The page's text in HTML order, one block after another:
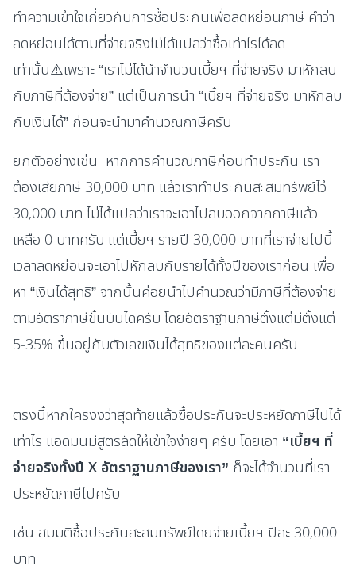
ทำความเข้าใจเกี่ยวกับการซื้อประกันเพื่อลดหย่อนภาษี คำว่า
ลดหย่อนได้ตามที่จ่ายจริงไม่ได้แปลว่าซื้อเท่าไรได้ลด
เท่านั้น⚠️เพราะ “เราไม่ได้นำจำนวนเบี้ยฯ ที่จ่ายจริง มาหักลบ
กับภาษีที่ต้องจ่าย” แต่เป็นการนำ “เบี้ยฯ ที่จ่ายจริง มาหักลบ
กับเงินได้” ก่อนจะนำมาคำนวณภาษีครับ
ยกตัวอย่างเช่น หากการคำนวณภาษีก่อนทำประกัน เรา
ต้องเสียภาษี 30,000 บาท แล้วเราทำประกันสะสมทรัพย์ไว้
30,000 บาท ไม่ได้แปลว่าเราจะเอาไปลบออกจากภาษีแล้ว
เหลือ 0 บาทครับ แต่เบี้ยฯ รายปี 30,000 บาทที่เราจ่ายไปนี้
เวลาลดหย่อนจะเอาไปหักลบกับรายได้ทั้งปีของเราก่อน เพื่อ
หา “เงินได้สุทธิ” จากนั้นค่อยนำไปคำนวณว่ามีภาษีที่ต้องจ่าย
ตามอัตราภาษีขั้นบันไดครับ โดยอัตราฐานภาษีตั้งแต่มีตั้งแต่
5-35% ขึ้นอยู่กับตัวเลขเงินได้สุทธิของแต่ละคนครับ
ตรงนี้หากใครงงว่าสุดท้ายแล้วซื้อประกันจะประหยัดภาษีไปได้
เท่าไร แอดมินมีสูตรลัดให้เข้าใจง่ายๆ ครับ โดยเอา “เบี้ยฯ ที่
จ่ายจริงทั้งปี X อัตราฐานภาษีของเรา” ก็จะได้จำนวนที่เรา
ประหยัดภาษีไปครับ
เช่น สมมติซื้อประกันสะสมทรัพย์โดยจ่ายเบี้ยฯ ปีละ 30,000
บาท